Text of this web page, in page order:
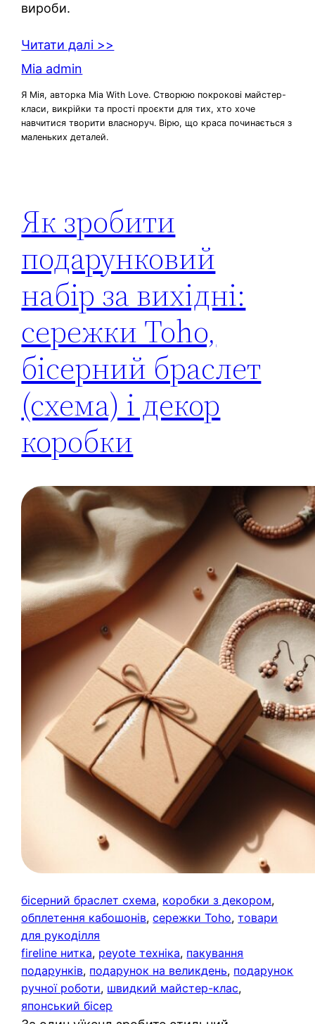
вироби.
Читати далі >>
Mia admin
Я Мія, авторка Mia With Love. Створюю покрокові майстер-
класи, викрійки та прості проєкти для тих, хто хоче
навчитися творити власноруч. Вірю, що краса починається з
маленьких деталей.
Як зробити
подарунковий
набір за вихідні:
сережки Toho,
бісерний браслет
(схема) і декор
коробки
бісерний браслет схема, коробки з декором
обплетення кабошонів, сережки Toho, товари
для рукоділля
fireline нитка, peyote техніка, пакування
подарунків, подарунок на великдень, подарунок
ручної роботи, швидкий майстер-клас
японський бісер